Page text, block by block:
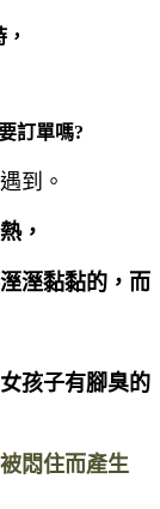
訂單嗎?
到。
，
溼黏黏的，而
孩子有腳臭的
悶住而產生